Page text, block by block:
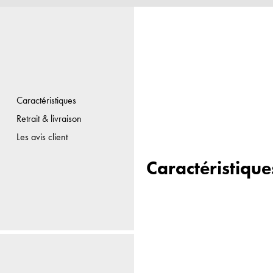
Caractéristiques
Retrait & livraison
Les avis client